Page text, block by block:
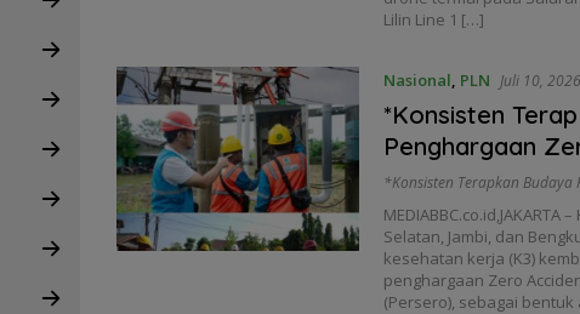
Lilin Line 1 […]
Nasional PLN Juli 10, 2026
*Konsisten
Penghargaan
*Konsisten Terapkan Budaya
Selatan, Jambi, dan
kesehatan kerja (K3)
penghargaan Zero
(Persero), sebagai